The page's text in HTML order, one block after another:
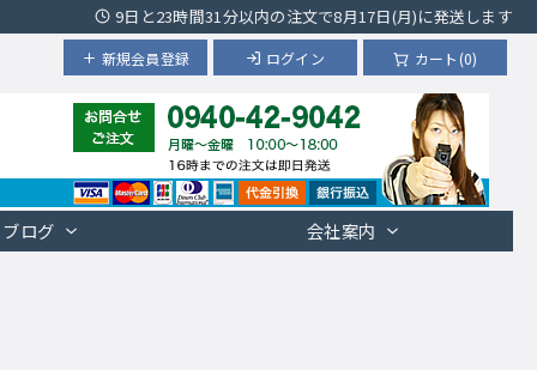
9日と23時間31分以内の注文で8月17日(月)に発送します
カート(0)
ログイン
新規会員登録
ブログ 会社案内